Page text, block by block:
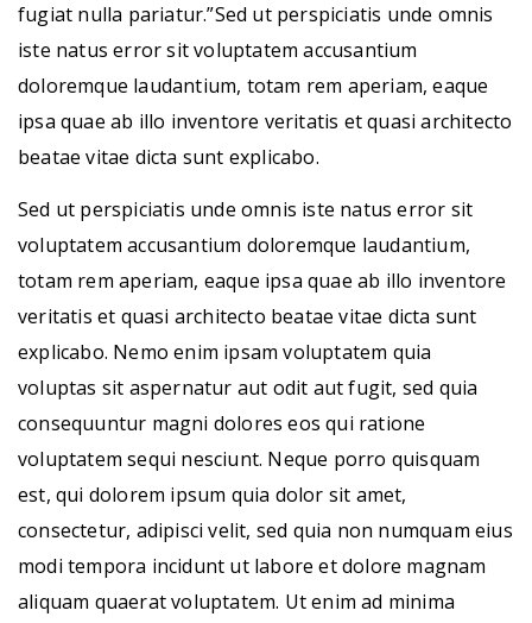
fugiat nulla pariatur.”Sed ut perspiciatis unde omnis
iste natus error sit voluptatem accusantium
doloremque laudantium, totam rem aperiam, eaque
ipsa quae ab illo inventore veritatis et quasi architecto
beatae vitae dicta sunt explicabo.
Sed ut perspiciatis unde omnis iste natus error sit
voluptatem accusantium doloremque laudantium,
totam rem aperiam, eaque ipsa quae ab illo inventore
veritatis et quasi architecto beatae vitae dicta sunt
explicabo. Nemo enim ipsam voluptatem quia
voluptas sit aspernatur aut odit aut fugit, sed quia
consequuntur magni dolores eos qui ratione
voluptatem sequi nesciunt. Neque porro quisquam
est, qui dolorem ipsum quia dolor sit amet,
consectetur, adipisci velit, sed quia non numquam eius
modi tempora incidunt ut labore et dolore magnam
aliquam quaerat voluptatem. Ut enim ad minima